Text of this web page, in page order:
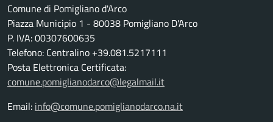
Comune di Pomigliano d'Arco
Piazza Municipio 1 - 80038 Pomigliano D'Arco
P. IVA: 00307600635
Telefono: Centralino +39.081.5217111
Posta Elettronica Certificata:
comune.pomiglianodarco@legalmail.it
Email: info@comune.pomiglianodarco.na.it